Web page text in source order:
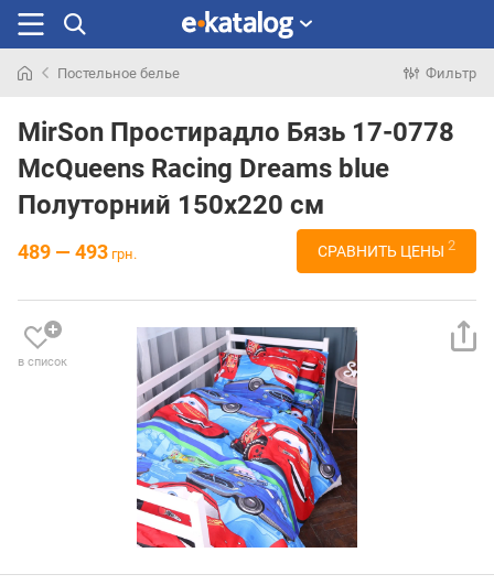
раньше
Постельное белье Фильтр
MirSon Простирадло Бязь 17-0778
McQueens Racing Dreams blue
Полуторний 150х220 см
489 — 493 грн. СРАВНИТЬ ЦЕНЫ 2
в список